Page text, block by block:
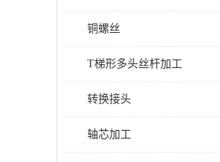
铜螺丝
T梯形多头丝杆加工
转换接头
轴芯加工